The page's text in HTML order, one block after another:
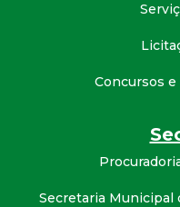
Concursos
Secretaria Municipal